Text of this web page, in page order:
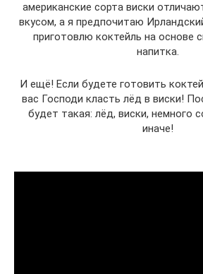
американские сорта виски
вкусом, а я предпочитаю
приготовлю коктейль на основе
напитка.
И ещё! Если будете готовить
вас Господи класть лёд в виски!
будет такая: лёд, виски, немного
иначе!